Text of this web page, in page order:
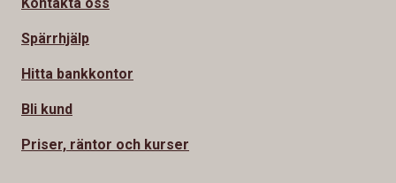
Spärrhjälp
Hitta bankkontor
Bli kund
Priser, räntor och kurser